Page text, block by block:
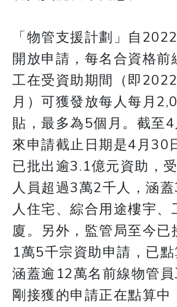
「物管支援計劃」自
開放申請，每名合資格前
工在受資助期間（即
月）可獲發放每人每月
貼，最多為5個月。截至
來申請截止日期是4月30
已批出逾3.1億元資助，
人員超過3萬2千人，涵
人住宅、綜合用途樓宇、
廈。另外，監管局至今已
1萬5千宗資助申請，已
涵蓋逾12萬名前線物管
剛接獲的申請正在點算中